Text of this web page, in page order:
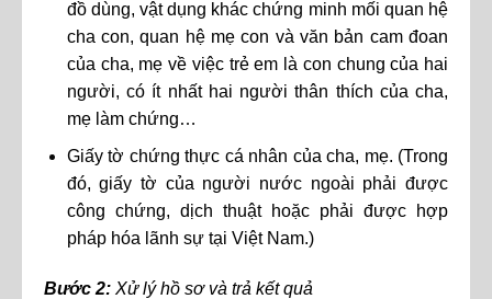
đồ dùng, vật dụng khác chứng minh mối quan hệ
cha con, quan hệ mẹ con và văn bản cam đoan
của cha, mẹ về việc trẻ em là con chung của hai
người, có ít nhất hai người thân thích của cha,
mẹ làm chứng…
Giấy tờ chứng thực cá nhân của cha, mẹ. (Trong
đó, giấy tờ của người nước ngoài phải được
công chứng, dịch thuật hoặc phải được hợp
pháp hóa lãnh sự tại Việt Nam.)
Bước 2: Xử lý hồ sơ và trả kết quả